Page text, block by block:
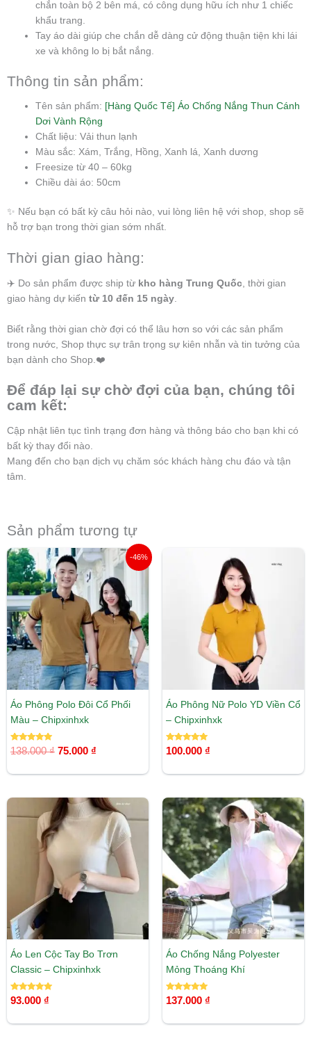
chắn toàn bộ 2 bên má, có công dụng hữu ích như 1 chiếc
khẩu trang.
Tay áo dài giúp che chắn dễ dàng cử động thuận tiện khi lái
xe và không lo bị bắt nắng.
Thông tin sản phẩm:
Tên sản phẩm: [Hàng Quốc Tế] Áo Chống Nắng Thun Cánh
Dơi Vành Rộng
Chất liệu: Vải thun lạnh
Màu sắc: Xám, Trắng, Hồng, Xanh lá, Xanh dương
Freesize từ 40 – 60kg
Chiều dài áo: 50cm
✨ Nếu bạn có bất kỳ câu hỏi nào, vui lòng liên hệ với shop, shop sẽ
hỗ trợ bạn trong thời gian sớm nhất.
Thời gian giao hàng:
✈️ Do sản phẩm được ship từ kho hàng Trung Quốc , thời gian
giao hàng dự kiến từ 10 đến 15 ngày
Biết rằng thời gian chờ đợi có thể lâu hơn so với các sản phẩm
trong nước, Shop thực sự trân trọng sự kiên nhẫn và tin tưởng của
bạn dành cho Shop.❤️
Để đáp lại sự chờ đợi của bạn, chúng tôi
cam kết:
Cập nhật liên tục tình trạng đơn hàng và thông báo cho bạn khi có
bất kỳ thay đổi nào.
Mang đến cho bạn dịch vụ chăm sóc khách hàng chu đáo và tận
tâm.
Sản phẩm tương tự
-46%
Áo Phông Polo Đôi Cổ Phối
Màu – Chipxinhxk
Được xếp
hạng
138.000₫
Giá
gốc
là:
138.000 ₫.
75.000 ₫
Giá
hiện
tại
là:
75.000 ₫.
Áo Phông Nữ Polo YD Viền Cổ
– Chipxinhxk
Được xếp
hạng
100.000 ₫
Áo Len Cộc Tay Bo Trơn
Classic – Chipxinhxk
Được xếp
hạng
93.000 ₫
Áo Chống Nắng Polyester
Mỏng Thoáng Khí
Được xếp
hạng
137.000 ₫